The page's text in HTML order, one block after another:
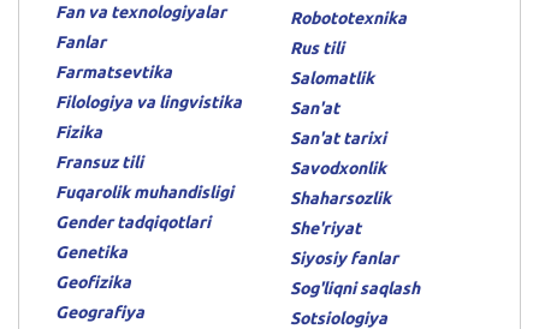
Fan va texnologiyalar
Fanlar
Farmatsevtika
Filologiya va lingvistika
Fizika
Fransuz tili
Fuqarolik muhandisligi
Gender tadqiqotlari
Genetika
Geofizika
Geografiya
Robototexnika
Rus tili
Salomatlik
San'at
San'at tarixi
Savodxonlik
Shaharsozlik
She'riyat
Siyosiy fanlar
Sog'liqni saqlash
Sotsiologiya